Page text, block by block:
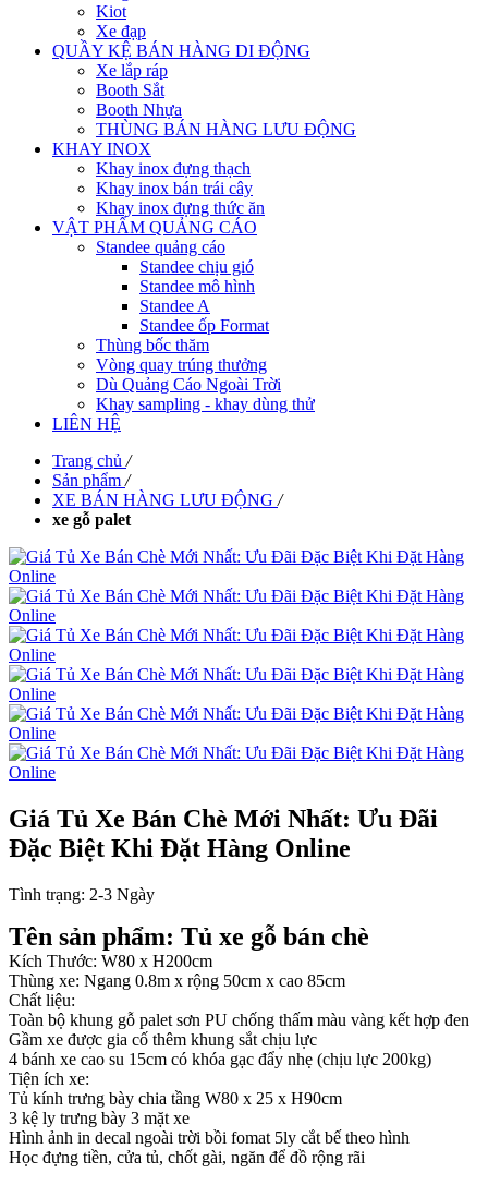
Kiot
Xe đạp
QUẦY KỆ BÁN HÀNG DI ĐỘNG
Xe lắp ráp
Booth Sắt
Booth Nhựa
THÙNG BÁN HÀNG LƯU ĐỘNG
KHAY INOX
Khay inox đựng thạch
Khay inox bán trái cây
Khay inox đựng thức ăn
VẬT PHẨM QUẢNG CÁO
Standee quảng cáo
Standee chịu gió
Standee mô hình
Standee A
Standee ốp Format
Thùng bốc thăm
Vòng quay trúng thưởng
Dù Quảng Cáo Ngoài Trời
Khay sampling - khay dùng thử
LIÊN HỆ
Trang chủ /
Sản phẩm /
XE BÁN HÀNG LƯU ĐỘNG /
xe gỗ palet
Giá Tủ Xe Bán Chè Mới Nhất: Ưu Đãi
Đặc Biệt Khi Đặt Hàng Online
Tình trạng: 2-3 Ngày
Tên sản phẩm: Tủ xe gỗ bán chè
Kích Thước: W80 x H200cm
Thùng xe: Ngang 0.8m x rộng 50cm x cao 85cm
Chất liệu:
Toàn bộ khung gỗ palet sơn PU chống thấm màu vàng kết hợp đen
Gầm xe được gia cố thêm khung sắt chịu lực
4 bánh xe cao su 15cm có khóa gạc đẩy nhẹ (chịu lực 200kg)
Tiện ích xe:
Tủ kính trưng bày chia tầng W80 x 25 x H90cm
3 kệ ly trưng bày 3 mặt xe
Hình ảnh in decal ngoài trời bồi fomat 5ly cắt bế theo hình
Học đựng tiền, cửa tủ, chốt gài, ngăn để đồ rộng rãi